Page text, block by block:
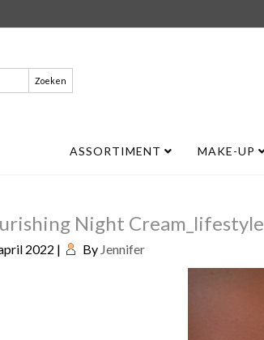
ASSORTIMENT MAKE-UP
Night Cream_lifestyle
2022 | By Jennifer